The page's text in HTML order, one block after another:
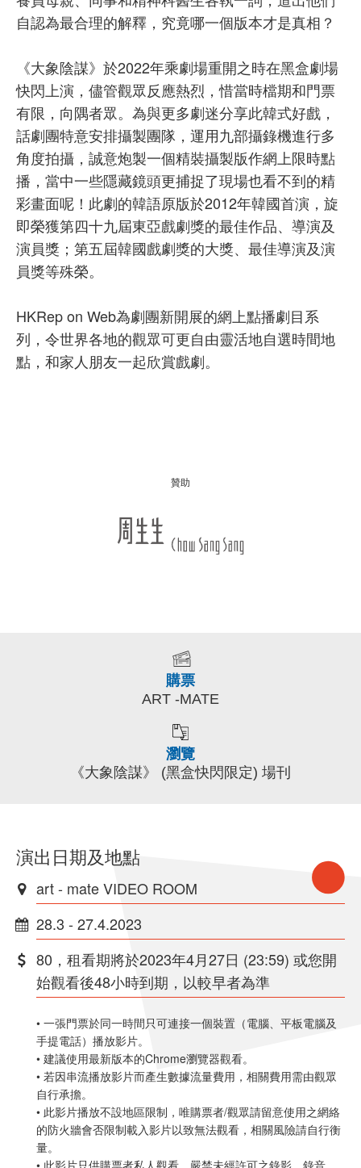
自認為最合理的解釋，究竟哪一個版本才是真相？
《大象陰謀》於2022年乘劇場重開之時在黑盒劇場
快閃上演，儘管觀眾反應熱烈，惜當時檔期和門票
有限，向隅者眾。為與更多劇迷分享此韓式好戲，
話劇團特意安排攝製團隊，運用九部攝錄機進行多
角度拍攝，誠意炮製一個精裝攝製版作網上限時點
播，當中一些隱藏鏡頭更捕捉了現場也看不到的精
彩畫面呢！此劇的韓語原版於2012年韓國首演，旋
即榮獲第四十九屆東亞戲劇獎的最佳作品、導演及
演員獎；第五屆韓國戲劇獎的大獎、最佳導演及演
員獎等殊榮。
HKRep on Web為劇團新開展的網上點播劇目系
列，令世界各地的觀眾可更自由靈活地自選時間地
點，和家人朋友一起欣賞戲劇。
贊助
購票
ART -MATE
瀏覽
《大象陰謀》 (黑盒快閃限定) 場刊
演出日期及地點
art - mate VIDEO ROOM
28.3 - 27.4.2023
80，租看期將於2023年4月27日 (23:59) 或您開
始觀看後48小時到期，以較早者為準
• 一張門票於同一時間只可連接一個裝置（電腦、平板電腦及
手提電話）播放影片。
• 建議使用最新版本的Chrome瀏覽器觀看。
• 若因串流播放影片而產生數據流量費用，相關費用需由觀眾
自行承擔。
• 此影片播放不設地區限制，唯購票者/觀眾請留意使用之網絡
的防火牆會否限制載入影片以致無法觀看，相關風險請自行衡
量。